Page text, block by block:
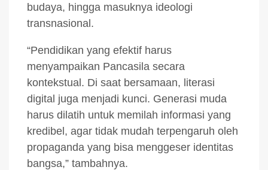
budaya, hingga masuknya ideologi
transnasional.
“Pendidikan yang efektif harus
menyampaikan Pancasila secara
kontekstual. Di saat bersamaan, literasi
digital juga menjadi kunci. Generasi muda
harus dilatih untuk memilah informasi yang
kredibel, agar tidak mudah terpengaruh oleh
propaganda yang bisa menggeser identitas
bangsa,” tambahnya.